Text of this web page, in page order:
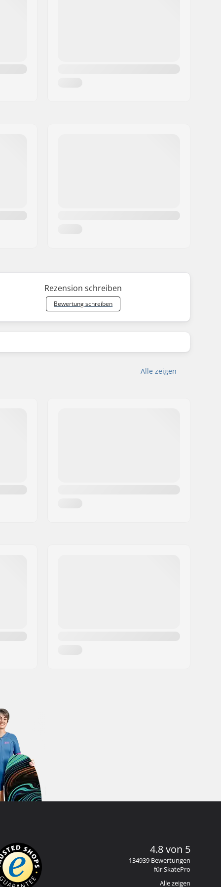
Rezension schreiben
Bewertung schreiben
Alle zeigen
4.8 von 5
134939 Bewertungen
für SkatePro
Alle zeigen